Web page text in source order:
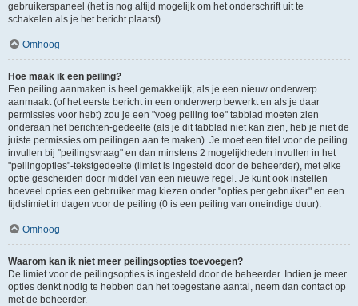
gebruikerspaneel (het is nog altijd mogelijk om het onderschrift uit te
schakelen als je het bericht plaatst).
Omhoog
Hoe maak ik een peiling?
Een peiling aanmaken is heel gemakkelijk, als je een nieuw onderwerp
aanmaakt (of het eerste bericht in een onderwerp bewerkt en als je daar
permissies voor hebt) zou je een "voeg peiling toe" tabblad moeten zien
onderaan het berichten-gedeelte (als je dit tabblad niet kan zien, heb je niet de
juiste permissies om peilingen aan te maken). Je moet een titel voor de peiling
invullen bij "peilingsvraag" en dan minstens 2 mogelijkheden invullen in het
"peilingopties"-tekstgedeelte (limiet is ingesteld door de beheerder), met elke
optie gescheiden door middel van een nieuwe regel. Je kunt ook instellen
hoeveel opties een gebruiker mag kiezen onder "opties per gebruiker" en een
tijdslimiet in dagen voor de peiling (0 is een peiling van oneindige duur).
Omhoog
Waarom kan ik niet meer peilingsopties toevoegen?
De limiet voor de peilingsopties is ingesteld door de beheerder. Indien je meer
opties denkt nodig te hebben dan het toegestane aantal, neem dan contact op
met de beheerder.